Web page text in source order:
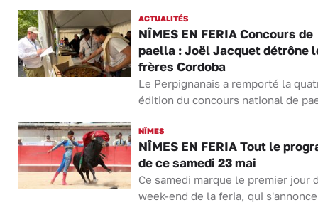
ACTUALITÉS
NÎMES EN FERIA Concours de
paella : Joël Jacquet détrône
frères Cordoba
Le Perpignanais a remporté la
édition du concours national de
NÎMES
NÎMES EN FERIA Tout le
de ce samedi 23 mai
Ce samedi marque le premier jour
week-end de la feria, qui s'annonce